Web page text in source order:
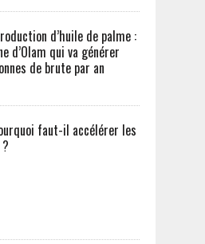
d’huile de palme :
d’Olam qui va générer
de brute par an
faut-il accélérer les